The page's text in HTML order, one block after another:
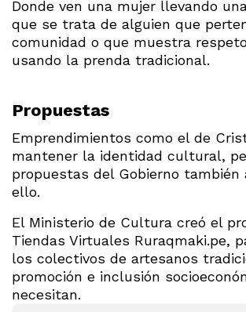
Donde ven una mujer llevando
que se trata de alguien que
comunidad o que muestra
usando la prenda tradicional.
Propuestas
Emprendimientos como el de
mantener la identidad cultural,
propuestas del Gobierno también
ello.
El Ministerio de Cultura creó el
Tiendas Virtuales Ruraqmaki.pe,
los colectivos de artesanos
promoción e inclusión
necesitan.